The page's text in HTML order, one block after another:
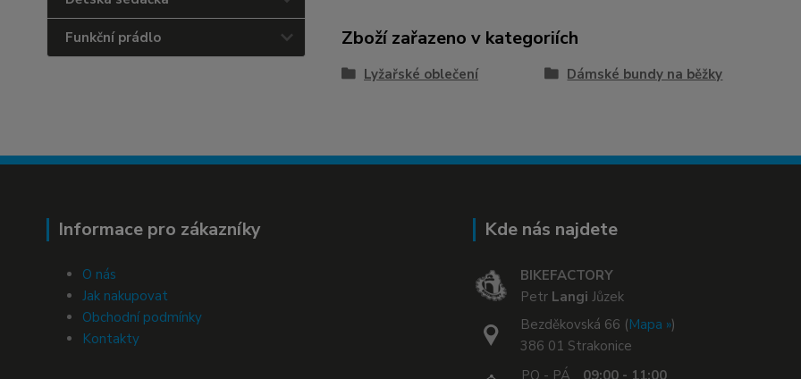
Funkční prádlo Zboží zařazeno v kategoriích
Lyžařské oblečení Dámské bundy na běžky
Informace pro zákazníky
O nás
Jak nakupovat
Obchodní podmínky
Kontakty
Kde nás najdete
BIKEFACTORY
Petr Langi Jůzek
Bezděkovská 66 (Mapa »)
386 01 Strakonice
PO - PÁ
09:00 - 11:00